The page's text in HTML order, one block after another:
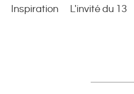
Inspiration L'invité du 13